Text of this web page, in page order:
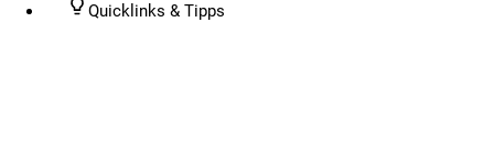
Quicklinks & Tipps